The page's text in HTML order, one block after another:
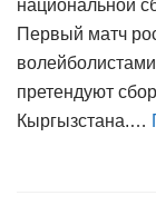
национальной
Первый матч
претендуют
Кыргызстана.…